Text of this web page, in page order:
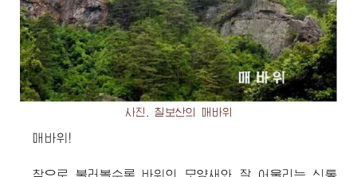
사진. 칠보산의 매바위
매바위!
참으로 불러볼수록 바위의 모양새와 잘 어울리는 신통